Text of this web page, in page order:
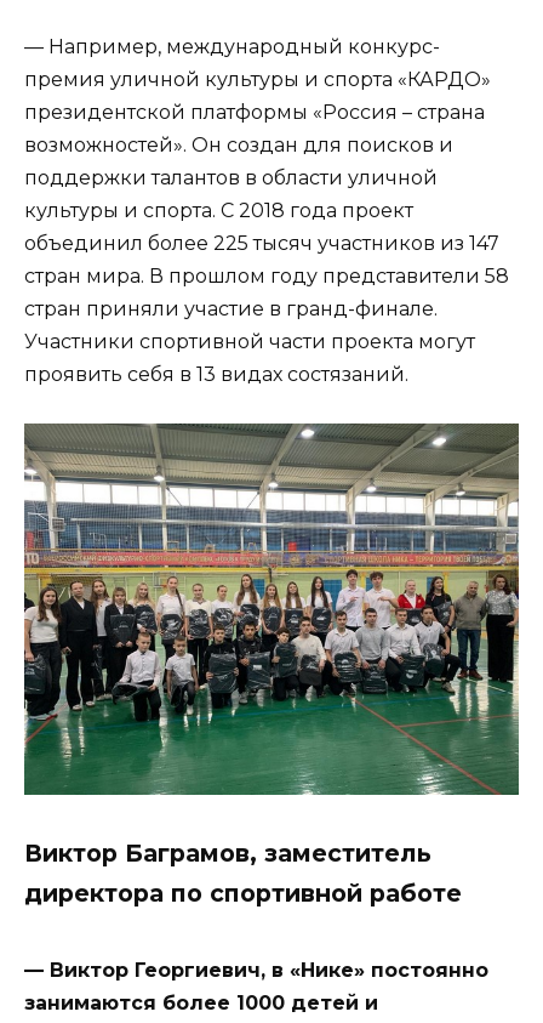
— Например, международный конкурс-
премия уличной культуры и спорта «КАРДО»
президентской платформы «Россия – страна
возможностей». Он создан для поисков и
поддержки талантов в области уличной
культуры и спорта. С 2018 года проект
объединил более 225 тысяч участников из 147
стран мира. В прошлом году представители 58
стран приняли участие в гранд-финале.
Участники спортивной части проекта могут
проявить себя в 13 видах состязаний.
Виктор Баграмов, заместитель
директора по спортивной работе
— Виктор Георгиевич, в «Нике» постоянно
занимаются более 1000 детей и